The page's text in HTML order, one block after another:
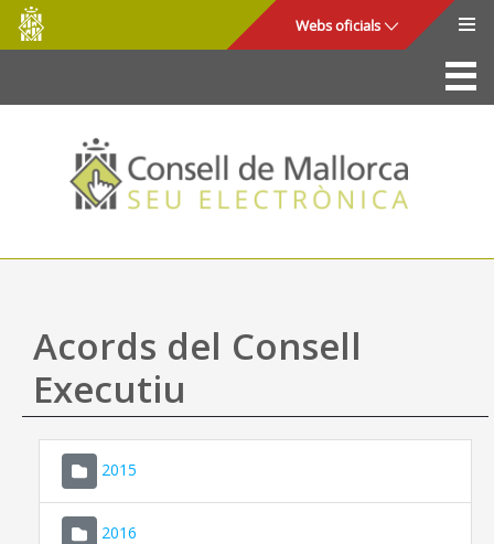
Salta al contingut principal
Consell
de
Mallorca
Webs oficials
La Seu
Consell de Mallorca
Accés i seguretat
Utilitats
Ajuda
Acords del Consell
Executiu
2015
2016